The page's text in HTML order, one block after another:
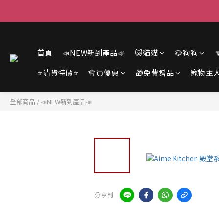
首頁 📣NEW新到產品📣 🐱貓貓 🐶狗狗
⭐清貨特價⭐
會員優惠 🎁免費贈品 寵物主
全部商品 / 📣NEW新到產品📣
分享到